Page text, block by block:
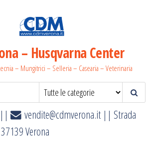
– Husqvarna Center
– Mungitrici – Selleria – Casearia – Veterinaria
vendite@cdmverona.it || Strada
Verona